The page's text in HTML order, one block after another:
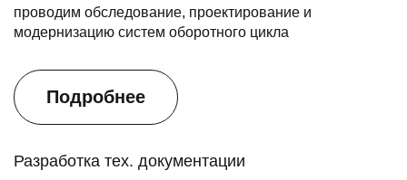
проводим обследование, проектирование и
модернизацию систем оборотного цикла
Подробнее
Разработка тех. документации